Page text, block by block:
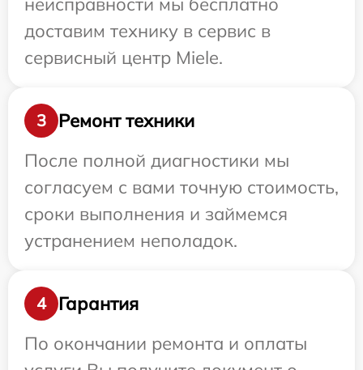
доставим технику в сервис в
сервисный центр Miele.
3
Ремонт техники
После полной диагностики мы
согласуем с вами точную стоимость,
сроки выполнения и займемся
устранением неполадок.
4
Гарантия
По окончании ремонта и оплаты